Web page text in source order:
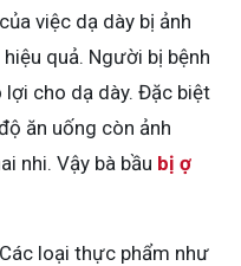
việc dạ dày bị ảnh
quả. Người bị bệnh
lợi cho dạ dày. Đặc biệt
ăn uống còn ảnh
nhi. Vậy bà bầu bị ợ
loại thực phẩm như